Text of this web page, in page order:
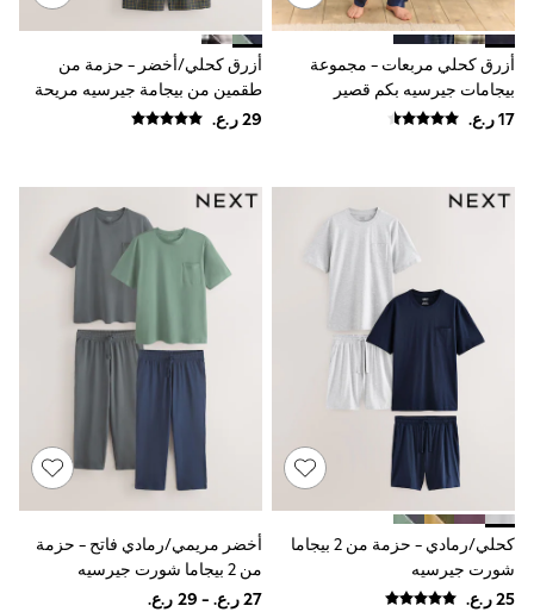
Polo Shirts
Shop all
Shoes
Coats & Jackets
Bags
Polo Shirts
White
Green
All Branded Schoolwear
adidas
Clarks
Start Rite
Smiggle
Eastpak
Bags & Backpacks
Caps
Belts
Jumpers
Polo Shirts
All Girls Sports & Swimwear
T-Shirts
Bags & Backpacks
أزرق كحلي مربعات - مجموعة
بيجامات جيرسيه بكم قصير
أزرق كحلي/أخضر - حزمة من
طقمين من بيجامة جيرسيه مريحة
بأكمام قصيرة
كحلي/رمادي - حزمة من 2 بيجاما
شورت جيرسيه
أخضر مريمي/رمادي فاتح - حزمة
من 2 بيجاما شورت جيرسيه